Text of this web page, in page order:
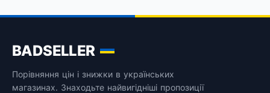
BADSELLER
Порівняння цін і знижки в українських
магазинах. Знаходьте найвигідніші пропозиції